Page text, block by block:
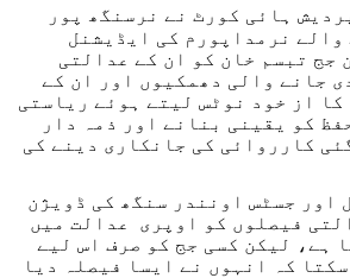
ہائی کورٹ نے نرسنگھ پور
والے نرمداپورم کی ایڈیشنل
جج تبسم خان کو ان کے عدالتی
جانے والی دھمکیوں اور ان کے
کا از خود نوٹس لیتے ہوئے ریاستی
کو یقینی بنانے اور ذمہ دار
کارروائی کی جانکاری دینے کی
اور جسٹس اونندر سنگھ کی ڈویژن
فیصلوں کو اوپری عدالت میں
ہے، لیکن کسی جج کو صرف اس لیے
کہ انہوں نے ایسا فیصلہ دیا